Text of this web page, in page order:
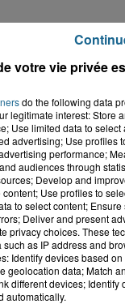
: le
qui s'était noyé
incendie dans
ne pouvez plus
à 600
se dote
votre vie privée
do the following data
legitimate interest: Store
Use limited data to
advertising; Use profiles
performance;
audiences through
Develop and
Use profiles to
to select content;
Deliver and present
privacy choices. These
as IP address and
Identify devices based
geolocation data; Match
different devices; Identify
automatically.